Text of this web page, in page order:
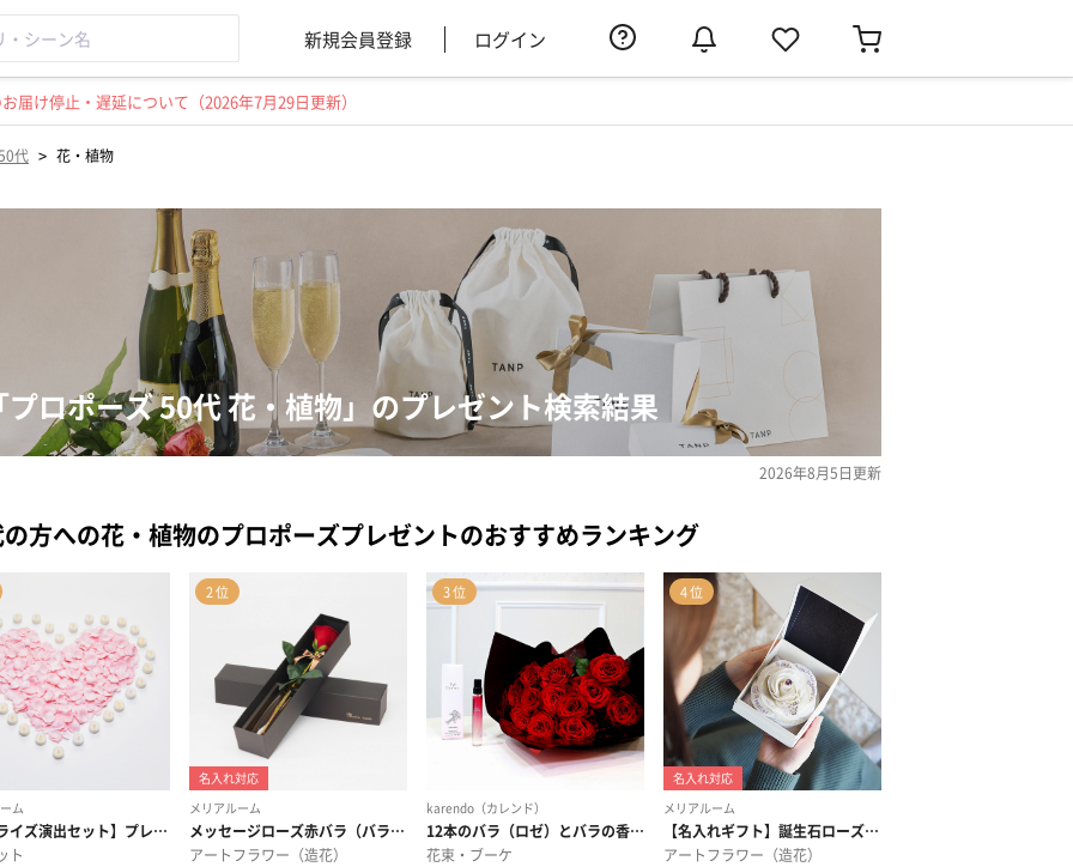
新規会員登録 ログイン
け停止・遅延について（2026年7月29日更新）
代 > 花・植物
プロポーズ 50代 花・植物」のプレゼント検索結果
2026年8月5日更新
方への花・植物のプロポーズプレゼントのおすすめランキング